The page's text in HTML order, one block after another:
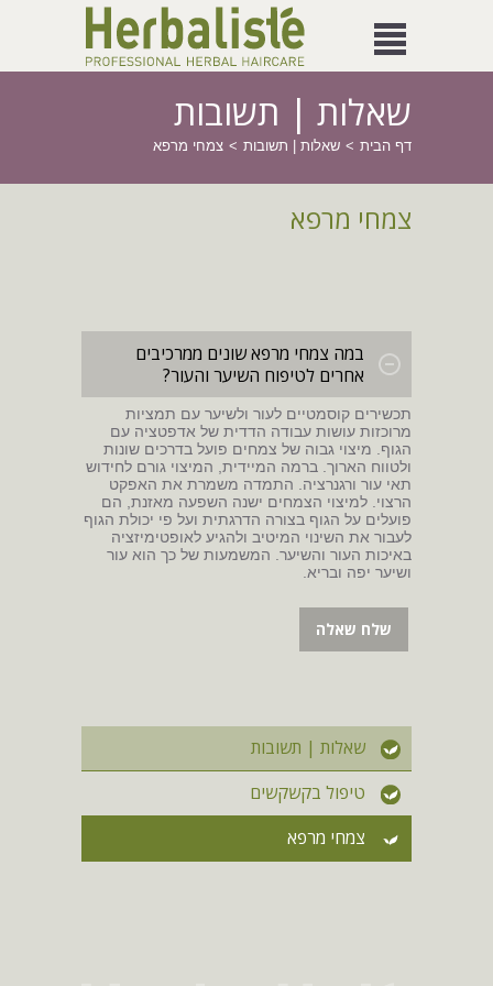
שאלות | תשובות
דף הבית שאלות | תשובות צמחי מרפא
צמחי מרפא
במה צמחי מרפא שונים ממרכיבים
אחרים לטיפוח השיער והעור?
תכשירים קוסמטיים לעור ולשיער עם תמציות
מרוכזות עושות עבודה הדדית של אדפטציה עם
הגוף. מיצוי גבוה של צמחים פועל בדרכים שונות
ולטווח הארוך. ברמה המיידית, המיצוי גורם לחידוש
תאי עור ורגנרציה. התמדה משמרת את האפקט
הרצוי. למיצוי הצמחים ישנה השפעה מאזנת, הם
פועלים על הגוף בצורה הדרגתית ועל פי יכולת הגוף
לעבור את השינוי המיטיב ולהגיע לאופטימיזציה
באיכות העור והשיער. המשמעות של כך הוא עור
ושיער יפה ובריא.
שלח שאלה
שאלות | תשובות
טיפול בקשקשים
צמחי מרפא